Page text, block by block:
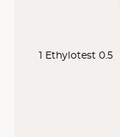
1 Ethylotest 0.5